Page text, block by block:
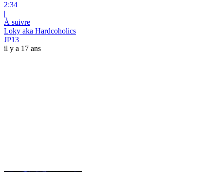
2:34
|
À suivre
Loky aka Hardcoholics
JP13
il y a 17 ans